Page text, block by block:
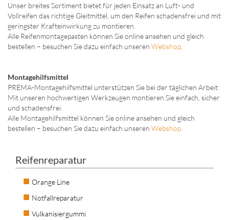
Unser breites Sortiment bietet für jeden Einsatz an Luft- und
Vollreifen das richtige Gleitmittel, um den Reifen schadensfrei und mit
geringster Krafteinwirkung zu montieren.
Alle Reifenmontagepasten können Sie online ansehen und gleich
bestellen – besuchen Sie dazu einfach unseren Webshop
Montagehilfsmittel
PREMA-Montagehilfsmittel unterstützen Sie bei der täglichen Arbeit:
Mit unseren hochwertigen Werkzeugen montieren Sie einfach, sicher
und schadensfrei.
Alle Montagehilfsmittel können Sie online ansehen und gleich
bestellen – besuchen Sie dazu einfach unseren Webshop
Reifenreparatur
Orange Line
Notfallreparatur
Vulkanisiergummi